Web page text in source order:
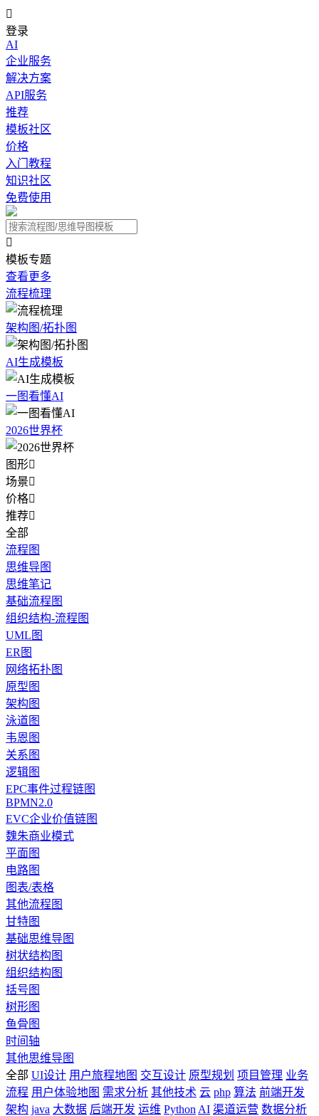

登录
AI
企业服务
解决方案
API服务
推荐
模板社区
价格
入门教程
知识社区
免费使用

模板专题
查看更多
流程梳理
架构图/拓扑图
AI生成模板
一图看懂AI
2026世界杯
图形
场景
价格
推荐
全部
流程图
思维导图
思维笔记
基础流程图
组织结构-流程图
UML图
ER图
网络拓扑图
原型图
架构图
泳道图
韦恩图
关系图
逻辑图
EPC事件过程链图
BPMN2.0
EVC企业价值链图
魏朱商业模式
平面图
电路图
图表/表格
其他流程图
甘特图
基础思维导图
树状结构图
组织结构图
括号图
树形图
鱼骨图
时间轴
其他思维导图
全部 UI设计 用户旅程地图 交互设计 原型规划 项目管理 业务
流程 用户体验地图 需求分析 其他技术 云 php 算法 前端开发
架构 java 大数据 后端开发 运维 Python AI 渠道运营 数据分析